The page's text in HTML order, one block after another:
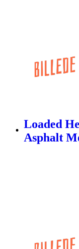
Loaded
Asphalt